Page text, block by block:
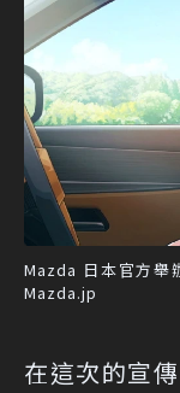
Mazda 日本官方舉
Mazda.jp
在這次的宣